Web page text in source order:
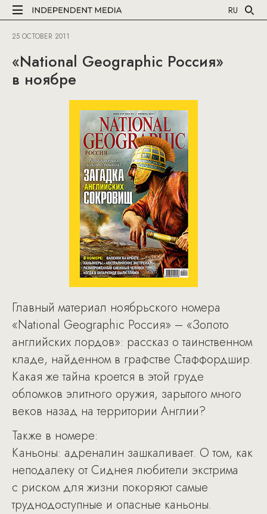
RU
25 OCTOBER 2011
«National Geographic Россия»
в ноябре
Главный материал ноябрьского номера
«National Geographic Россия» – «Золото
английских лордов»: рассказ о таинственном
кладе, найденном в графстве Стаффордшир.
Какая же тайна кроется в этой груде
обломков элитного оружия, зарытого много
веков назад на территории Англии?
Также в номере:
Каньоны: адреналин зашкаливает. О том, как
неподалеку от Сиднея любители экстрима
с риском для жизни покоряют самые
труднодоступные и опасные каньоны.